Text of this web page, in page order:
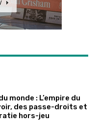
monde : L’empire du
des passe-droits et
hors-jeu